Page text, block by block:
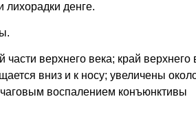
денге.
верхнего века; край верхнего
вниз и к носу; увеличены
воспалением конъюнктивы